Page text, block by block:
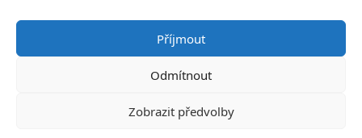
Příjmout
Odmítnout
Zobrazit předvolby
Veškeré údaje, zejména texty a fotografie uvedené na
těchto webových stránkách jsou výtvorem a
vlastnictvím společnosti TRUMF sanace s.r.o.
představují její know-how a jako takové požívají
upravujících duševní vlastnictví.